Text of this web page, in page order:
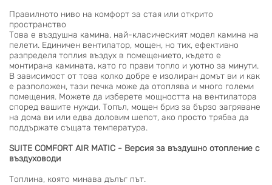
Правилното ниво на комфорт за стая или открито
пространство
Това е въздушна камина, най-класическият модел камина на
пелети. Единичен вентилатор, мощен, но тих, ефективно
разпределя топлия въздух в помещението, където е
монтирана камината, като го прави топло и уютно за минути.
В зависимост от това колко добре е изолиран домът ви и как
е разположен, тази печка може да отоплява и много големи
помещения. Можете да изберете мощността на вентилатора
според вашите нужди. Топъл, мощен бриз за бързо загряване
на дома ви или едва доловим шепот, ако просто трябва да
поддържате същата температура.
SUITE COMFORT AIR MATIC - Версия за въздушно отопление с
въздуховоди
Топлина, която минава дълъг път.